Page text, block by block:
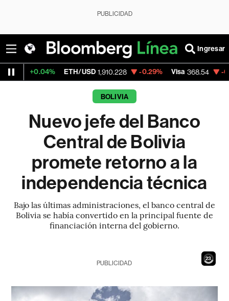
PUBLICIDAD
Ingresar
ETH/USD 1,910.228 -0.29% Visa 368.54 -0.28%
BOLIVIA
Nuevo jefe del Banco
Central de Bolivia
promete retorno a la
independencia técnica
Bajo las últimas administraciones, el banco central de
Bolivia se había convertido en la principal fuente de
financiación interna del gobierno.
22
PUBLICIDAD